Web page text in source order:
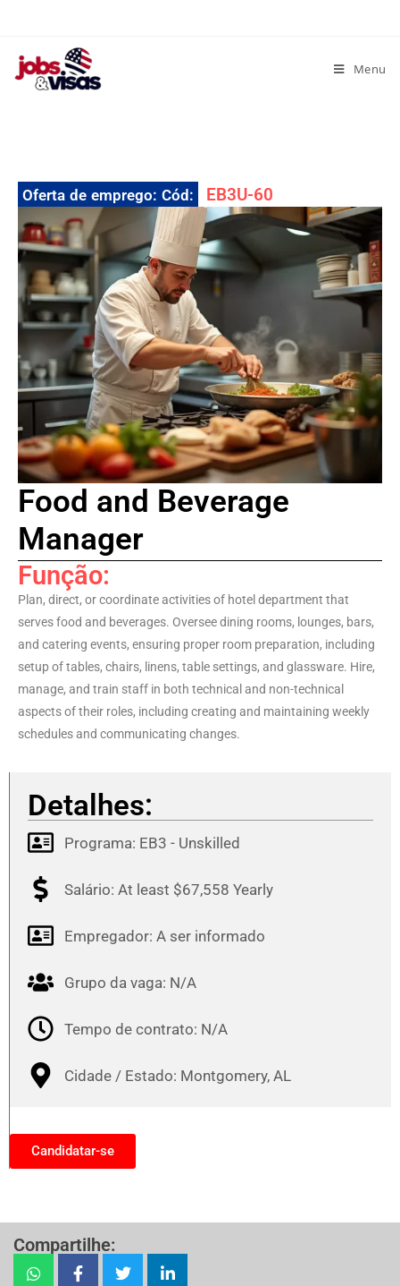
Menu
Oferta de emprego: Cód: EB3U-60
Food and Beverage
Manager
Função:
Plan, direct, or coordinate activities of hotel department that
serves food and beverages. Oversee dining rooms, lounges, bars,
and catering events, ensuring proper room preparation, including
setup of tables, chairs, linens, table settings, and glassware. Hire,
manage, and train staff in both technical and non-technical
aspects of their roles, including creating and maintaining weekly
schedules and communicating changes.
Detalhes:
Programa: EB3 - Unskilled
Salário: At least $67,558 Yearly
Empregador: A ser informado
Grupo da vaga: N/A
Tempo de contrato: N/A
Cidade / Estado: Montgomery, AL
Candidatar-se
Compartilhe: